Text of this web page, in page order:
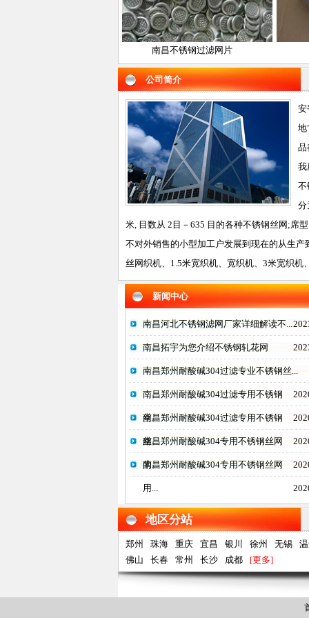
南昌不锈钢过滤网片
公司简介
安
地
品
我
不
分
米, 目数从 2目－635 目的各种不锈钢丝网;席
不对外销售的小型加工户发展到现在的从生
丝网织机、1.5米宽织机、宽织机、3米宽织机
新闻中心
南昌河北不锈钢滤网厂家详细解读不...
南昌拓宇为您介绍不锈钢轧花网
南昌郑州耐酸碱304过滤专业不锈钢丝...
南昌郑州耐酸碱304过滤专用不锈钢
丝...
南昌郑州耐酸碱304过滤专用不锈钢
丝...
南昌郑州耐酸碱304专用不锈钢丝网
的...
南昌郑州耐酸碱304专用不锈钢丝网
用...
地区分站
郑州 珠海 重庆 宜昌 银川 徐州 无锡
佛山
长春 常州 长沙 成都 [更多]